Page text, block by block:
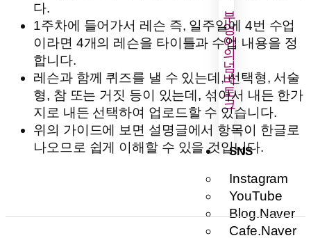
부
엉
이
의
넘
버
토
크
SNS
Instagram
YouTube
Blog.Naver
Cafe.Naver
다.
1주차에 들어가서 레슨 즉, 일주일에 4번 수업
이라면 4개의 레슨을 타이틀과 수업 내용을 정
합니다.
레슨과 함께 퀴즈를 낼 수 있는데, 선택형, 서술
형, 참 또는 거짓 등이 있는데, 섞어서 내든 한가
지로 내든 선택하여 업로드할 수 있습니다.
위의 가이드에 보면 설명글에서 항목이 한글로
나오므로 쉽게 이해할 수 있을 것입니다.